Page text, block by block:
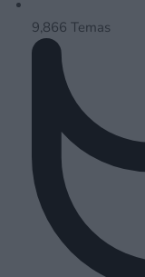
9,866 Temas